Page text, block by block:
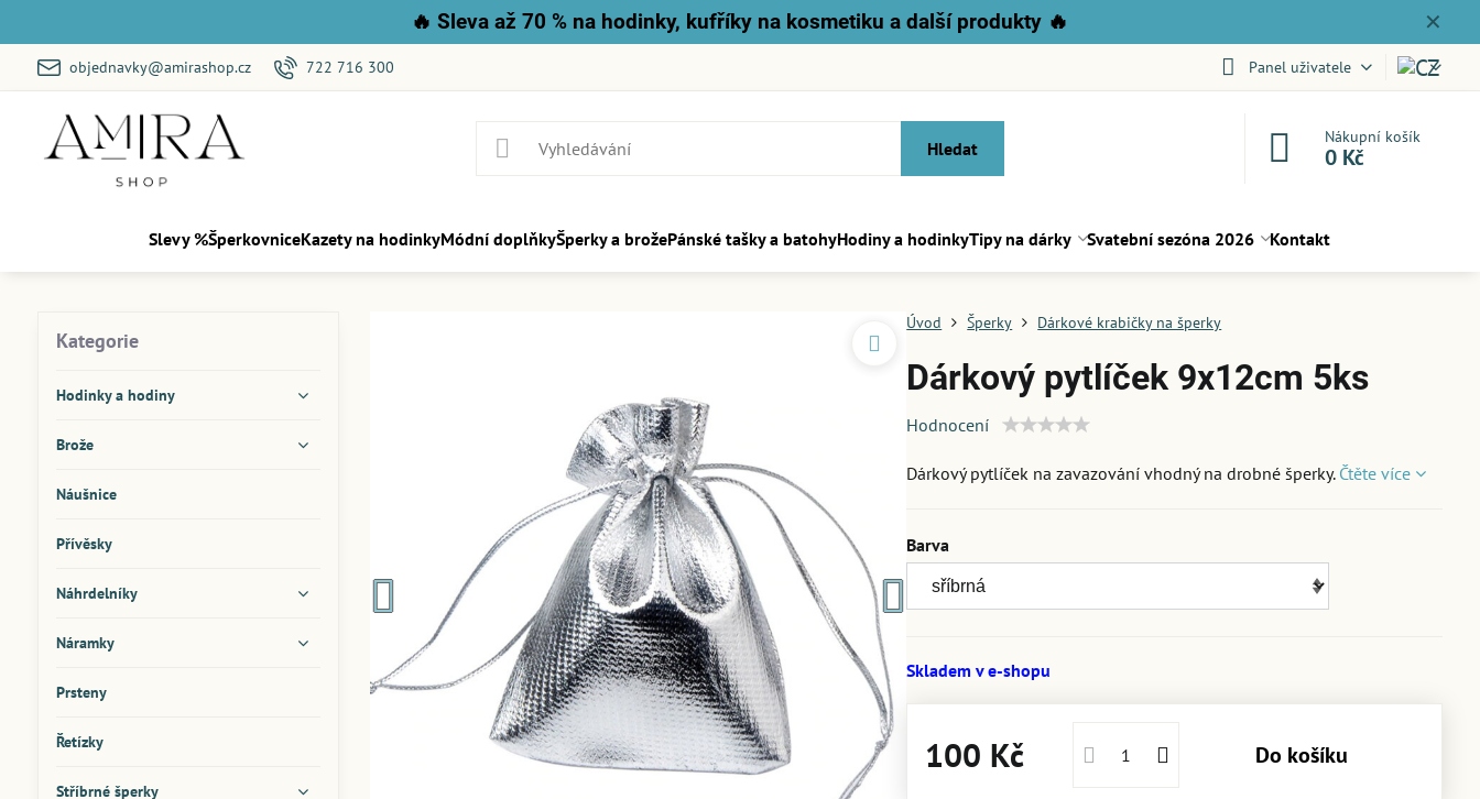
✕
🔥 Sleva až 70 % na hodinky, kufříky na kosmetiku a další produkty 🔥
objednavky@amirashop.cz 722 716 300 Panel uživatele
Hledat
Nákupní košík
0 Kč
Slevy %ŠperkovniceKazety na hodinkyMódní doplňkyŠperky a brožePánské tašky a batohyHodiny a hodinkyTipy na dárky Svatební sezóna 2026 Kontakt
Úvod Šperky Dárkové krabičky na šperky
Dárkový pytlíček 9x12cm 5ks
Hodnocení
Dárkový pytlíček na zavazování vhodný na drobné šperky. Čtěte více
Barva
Skladem v e-shopu
100 Kč Do košíku
Kategorie
Hodinky a hodiny
Brože
Náušnice
Přívěsky
Náhrdelníky
Náramky
Prsteny
Řetízky
Stříbrné šperky